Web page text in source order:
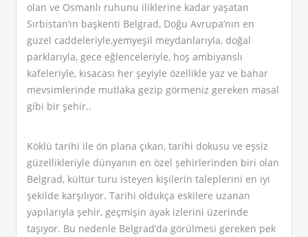
olan ve Osmanlı ruhunu iliklerine kadar yaşatan
Sırbistan‘ın başkenti Belgrad, Doğu Avrupa’nın en
güzel caddeleriyle,yemyeşil meydanlarıyla, doğal
parklarıyla, gece eğlenceleriyle, hoş ambiyanslı
kafeleriyle, kısacası her şeyiyle özellikle yaz ve bahar
mevsimlerinde mutlaka gezip görmeniz gereken masal
gibi bir şehir..
Köklü tarihi ile ön plana çıkan, tarihi dokusu ve eşsiz
güzellikleriyle dünyanın en özel şehirlerinden biri olan
Belgrad, kültür turu isteyen kişilerin taleplerini en iyi
şekilde karşılıyor. Tarihi oldukça eskilere uzanan
yapılarıyla şehir, geçmişin ayak izlerini üzerinde
taşıyor. Bu nedenle Belgrad’da görülmesi gereken pek